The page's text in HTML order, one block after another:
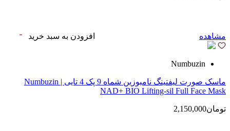
مشاهده افزودن به سبد خرید
Numbuzin
ماسک صورت لیفتینگ نامبوزین شماه 9 پک 4 تایی | Numbuzin
NAD+ BIO Lifting-sil Full Face Mask
تومان2,150,000